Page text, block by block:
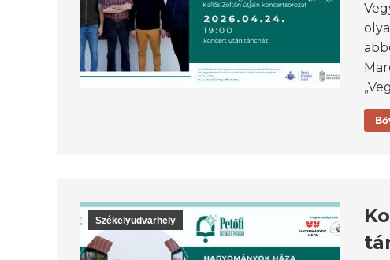
Székelyudvarhely